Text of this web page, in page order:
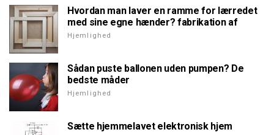
Hvordan man laver en ramme for lærredet
med sine egne hænder? fabrikation af
Hjemlighed
Sådan puste ballonen uden pumpen? De
bedste måder
Hjemlighed
Sætte hjemmelavet elektronisk hjem